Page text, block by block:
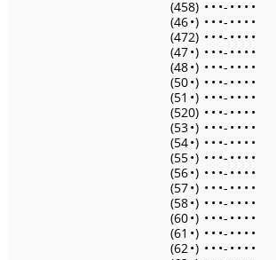
(458) • • •- • • • •
(46•) • • •- • • • •
(472) • • •- • • • •
(47•) • • •- • • • •
(48•) • • •- • • • •
(50•) • • •- • • • •
(51 •) • • •- • • • •
(520) • • •- • • • •
(53•) • • •- • • • •
(54•) • • •- • • • •
(55•) • • •- • • • •
(56•) • • •- • • • •
(57•) • • •- • • • •
(58•) • • •- • • • •
(60•) • • •- • • • •
(61 •) • • •- • • • •
(62•) • • •- • • • •